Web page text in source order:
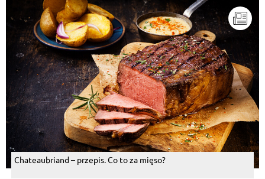
Chateaubriand – przepis. Co to za mięso?